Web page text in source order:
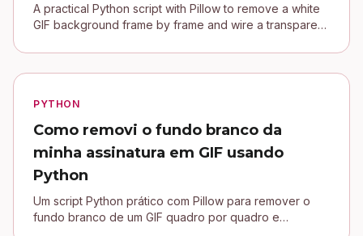
A practical Python script with Pillow to remove a white
GIF background frame by frame and wire a transparent
PYTHON
Como removi o fundo branco da
minha assinatura em GIF usando
Python
Um script Python prático com Pillow para remover o
fundo branco de um GIF quadro por quadro e